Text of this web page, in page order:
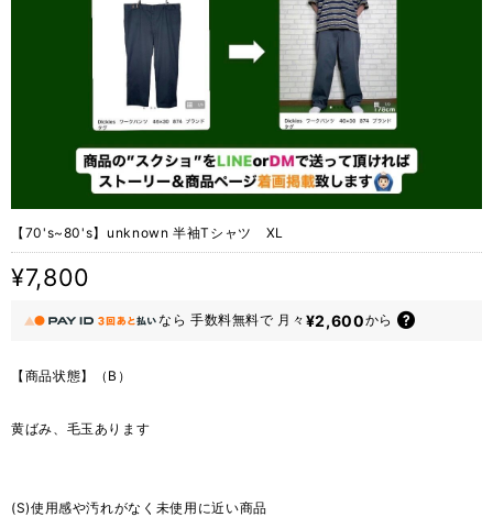
【70's~80's】unknown 半袖Tシャツ XL
¥7,800
なら 手数料無料で 月々 ¥2,600から
【商品状態】（B）
黄ばみ、毛玉あります
(S)使用感や汚れがなく未使用に近い商品